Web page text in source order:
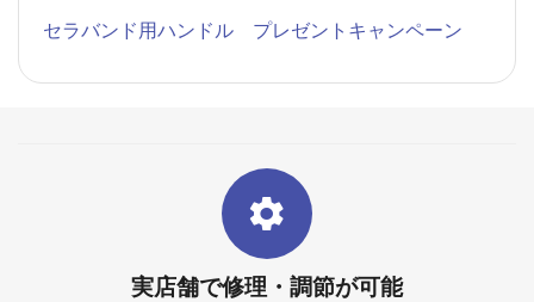
セラバンド用ハンドル プレゼントキャンペーン
実店舗で修理・調節が可能